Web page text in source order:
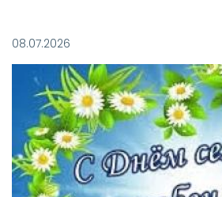
высококвалифицированных
стать надежной опорой и строить
страны.
08.07.2026